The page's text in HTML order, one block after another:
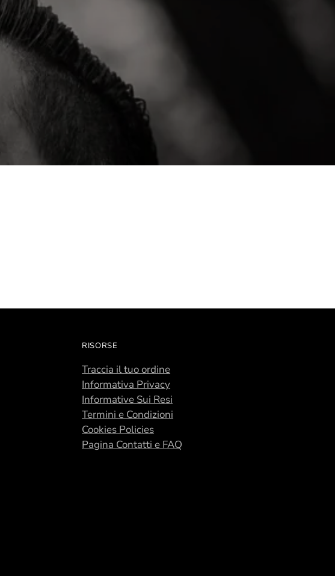
RISORSE
Traccia il tuo ordine
Informativa Privacy
Informative Sui Resi
Termini e Condizioni
Cookies Policies
Pagina Contatti e FAQ